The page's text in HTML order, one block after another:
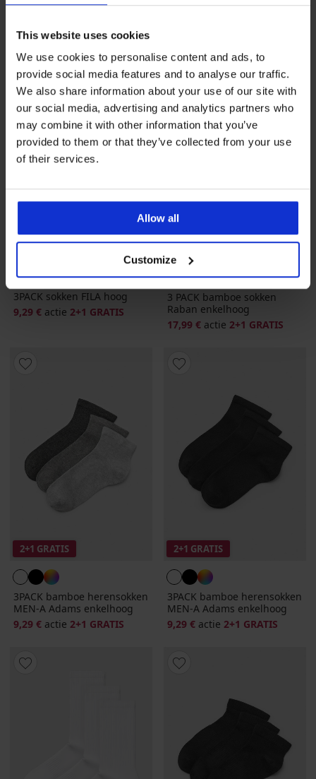
This website uses cookies
We use cookies to personalise content and ads, to
provide social media features and to analyse our traffic.
We also share information about your use of our site with
our social media, advertising and analytics partners who
may combine it with other information that you’ve
provided to them or that they’ve collected from your use
of their services.
Allow all
Customize
Marley bamboe enkelhoog
enkelhoog
3PACK sokken FILA hoog
9,29 € actie 2+1 GRATIS
4,8
3 PACK bamboe sokken
Raban enkelhoog
17,99 € actie 2+1 GRATIS
2+1 GRATIS
3PACK bamboe herensokken
MEN-A Adams enkelhoog
9,29 € actie 2+1 GRATIS
2+1 GRATIS
3PACK bamboe herensokken
MEN-A Adams enkelhoog
9,29 € actie 2+1 GRATIS